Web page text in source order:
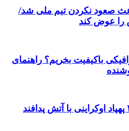
حمل دریایی به قبل از جنگ
مقابل چین تایپه/ تلاش